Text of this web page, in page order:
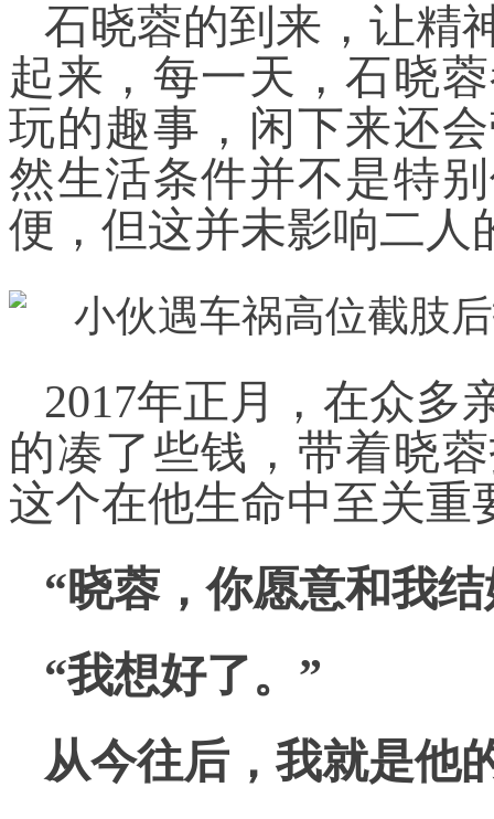
石晓蓉的到来，让精
起来，每一天，石晓
玩的趣事，闲下来还
然生活条件并不是特
便，但这并未影响二人
2017年正月，在众多
的凑了些钱，带着晓
这个在他生命中至关重
“晓蓉，你愿意和我
“我想好了。”
从今往后，我就是他